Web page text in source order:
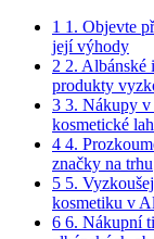
1 1.‌ Objevte
její výhody
2 2. Albánské
produkty
3 3. Nákupy v⁣
kosmetické
4 4.
značky ⁤na trhu
5 5.
kosmetiku‍ v
6 6. Nákupní